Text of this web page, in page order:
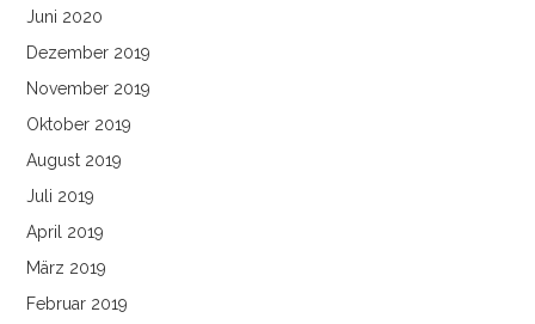
Juni 2020
Dezember 2019
November 2019
Oktober 2019
August 2019
Juli 2019
April 2019
März 2019
Februar 2019